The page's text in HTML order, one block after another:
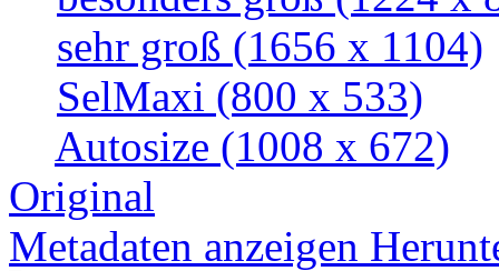
sehr groß (1656 x 1104)
SelMaxi (800 x 533)
Autosize (1008 x 672)
Original
Metadaten anzeigen